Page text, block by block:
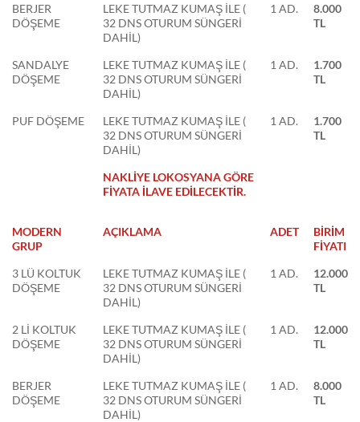
BERJER
DÖŞEME
LEKE TUTMAZ KUMAŞ İLE (
32 DNS OTURUM SÜNGERİ
DAHİL)
1 AD.
8.000
TL
SANDALYE
DÖŞEME
LEKE TUTMAZ KUMAŞ İLE (
32 DNS OTURUM SÜNGERİ
DAHİL)
1 AD.
1.700
TL
PUF DÖŞEME
LEKE TUTMAZ KUMAŞ İLE (
32 DNS OTURUM SÜNGERİ
DAHİL)
1 AD.
1.700
TL
NAKLİYE LOKOSYANA GÖRE
FİYATA İLAVE EDİLECEKTİR.
MODERN
GRUP
AÇIKLAMA ADET
BİRİM
FİYATI
3 LÜ KOLTUK
DÖŞEME
LEKE TUTMAZ KUMAŞ İLE (
32 DNS OTURUM SÜNGERİ
DAHİL)
1 AD.
12.000
TL
2 Lİ KOLTUK
DÖŞEME
LEKE TUTMAZ KUMAŞ İLE (
32 DNS OTURUM SÜNGERİ
DAHİL)
1 AD.
12.000
TL
BERJER
DÖŞEME
LEKE TUTMAZ KUMAŞ İLE (
32 DNS OTURUM SÜNGERİ
DAHİL)
1 AD.
8.000
TL